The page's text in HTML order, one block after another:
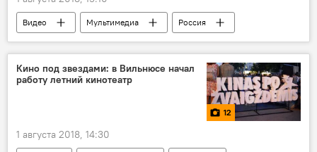
Видео Мультимедиа
Россия
кит
Кино под звездами: в Вильнюсе начал
работу летний кинотеатр
12
1 августа 2018, 14:30